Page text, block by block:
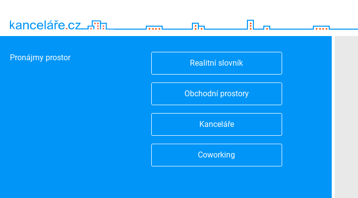
Pronájmy prostor
Realitní slovník
Obchodní prostory
Kanceláře
Coworking